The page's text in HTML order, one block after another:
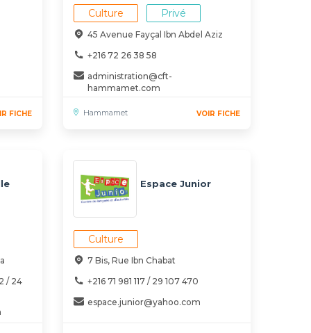
FICHE
Culture Privé
45 Avenue Fayçal Ibn Abdel Aziz
+216 72 26 38 58
administration@cft-
hammamet.com
Hammamet VOIR FICHE
/ 24
Espace Junior
Culture
7 Bis, Rue Ibn Chabat
+216 71 981 117 / 29 107 470
espace.junior@yahoo.com